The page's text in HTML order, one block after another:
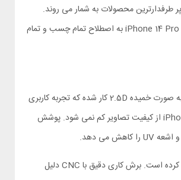
طرفدارترین محصولات به شمار می روند.
در بازار زبانزد است. گلس آیفون iPhone 14 Pro Max Nillkin HD به اصطلاح تمام چسب و تمام
نیلکین در ساخت این گلس از شیشه AGC کشور ژاپن بهره می برد. محصولی که در تولید آن تکنولوژی HARVES به کار می رود. لبه های گلس دارای حاشیه مشکی است. این لبه ها به صورت خمیده 2.5D کار شده که تجربه کاربری
آن را لذت بخش تر کرده است. شفافیت بالا در ساخت این گلس باعث شده کیفیت، رنگ و وضوح نمایشگر گوشی حفظ شود. در کنار محافظت از صفحه نمایش گوشی iPhone 14 Pro Max از کیفیت تصاویر کم نمی شود. پوشش
به ادعای شرکت نیلکین گلس نیلکین آیفون 14 پرو مکس Amazing ضخامتی برابر 0.33 میلیمتر دارد. همچنین دارای سختی 9H است که آن را در برابر خط و خش شکستگی مقاوم تر کرده است. برش کاری دقیق با CNC دلیل